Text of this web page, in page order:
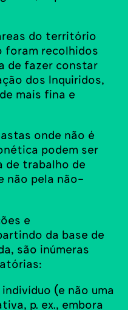
do território
foram recolhidos
de fazer constar
dos Inquiridos,
mais fina e
onde não é
podem ser
de trabalho de
não pela não-
e
da base de
são inúmeras
(e não uma
p. ex., embora